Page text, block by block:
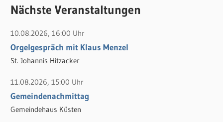
h
n
n
a
c
h
:
Nächste Veranstaltungen
10.08.2026, 16:00 Uhr
Orgelgespräch mit Klaus Menzel
St. Johannis Hitzacker
11.08.2026, 15:00 Uhr
Gemeindenachmittag
Gemeindehaus Küsten